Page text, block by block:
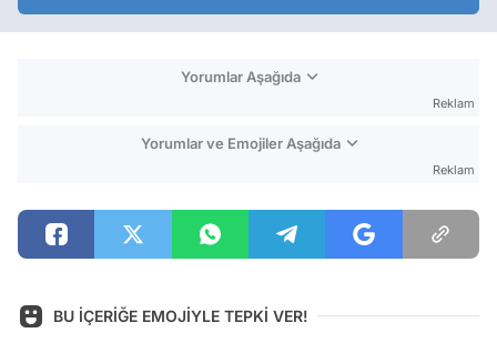
Yorumlar Aşağıda
Reklam
Yorumlar ve Emojiler Aşağıda
Reklam
BU İÇERİĞE EMOJİYLE TEPKİ VER!